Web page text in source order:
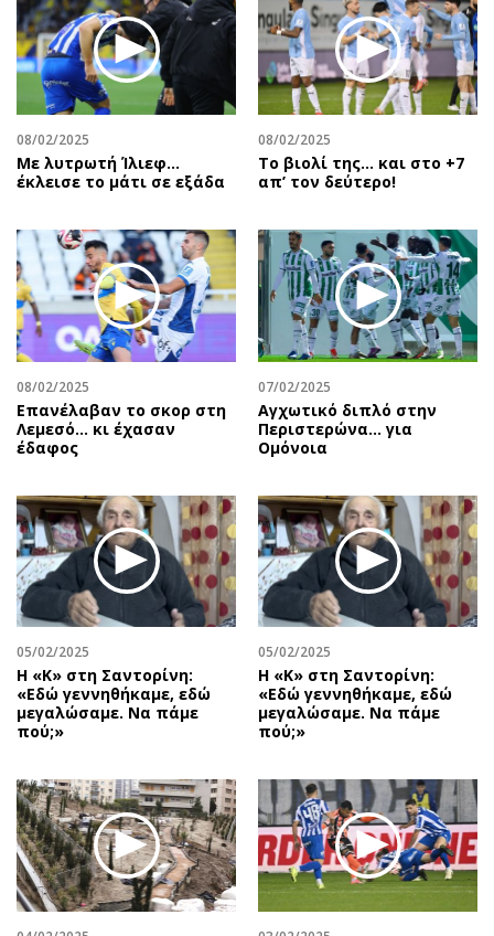
08/02/2025
Με λυτρωτή Ίλιεφ…
έκλεισε το μάτι σε εξάδα
08/02/2025
Το βιολί της… και στο +7
απ’ τον δεύτερο!
08/02/2025
Επανέλαβαν το σκορ στη
Λεμεσό… κι έχασαν
έδαφος
07/02/2025
Αγχωτικό διπλό στην
Περιστερώνα… για
Ομόνοια
05/02/2025
Η «Κ» στη Σαντορίνη:
«Εδώ γεννηθήκαμε, εδώ
μεγαλώσαμε. Να πάμε
πού;»
05/02/2025
Η «Κ» στη Σαντορίνη:
«Εδώ γεννηθήκαμε, εδώ
μεγαλώσαμε. Να πάμε
πού;»